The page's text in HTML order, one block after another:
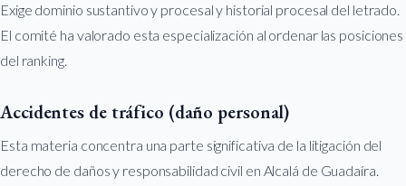
Exige dominio sustantivo y procesal y historial procesal del letrado.
El comité ha valorado esta especialización al ordenar las posiciones
del ranking.
Accidentes de tráfico (daño personal)
Esta materia concentra una parte significativa de la litigación del
derecho de daños y responsabilidad civil en Alcalá de Guadaíra.